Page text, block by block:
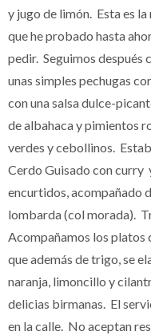
y jugo de limón. Esta es
que he probado hasta
pedir. Seguimos después
unas simples pechugas
con una salsa dulce-
de albahaca y pimientos
verdes y cebollinos.
Cerdo Guisado con curry
encurtidos, acompañado
lombarda (col morada).
Acompañamos los platos
que además de trigo, se
naranja, limoncillo y
delicias birmanas. El
en la calle. No aceptan